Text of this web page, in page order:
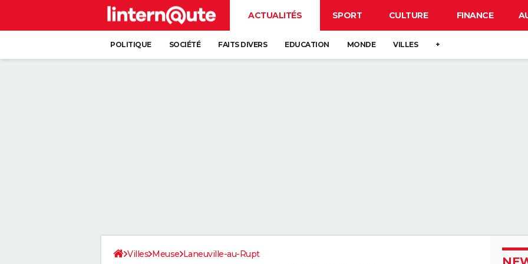
ACTUALITÉS SPORT CULTURE FINANCE
POLITIQUE SOCIÉTÉ FAITS DIVERS EDUCATION MONDE VILLES +
Villes Meuse Laneuville-au-Rupt